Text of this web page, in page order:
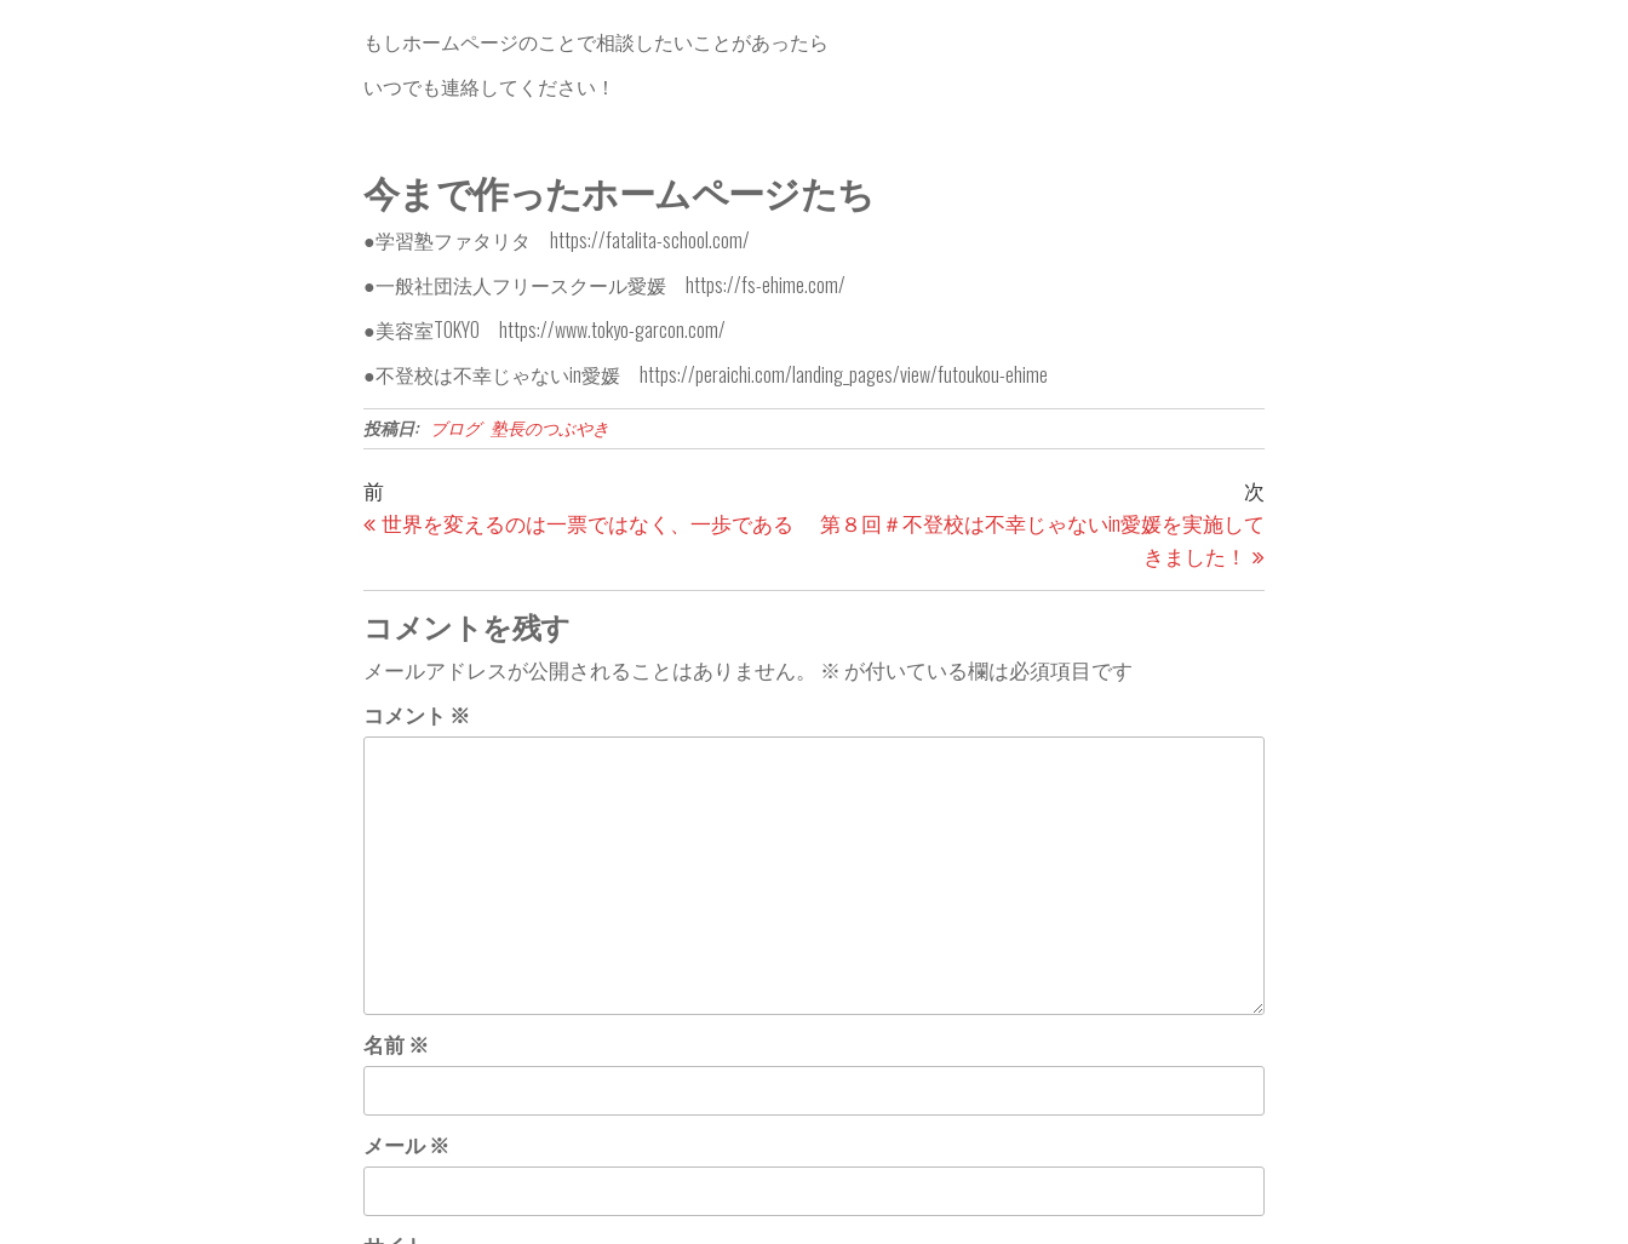
もしホームページのことで相談したいことがあったら
いつでも連絡してください！
今まで作ったホームページたち
●学習塾ファタリタ https://fatalita-school.com/
●一般社団法人フリースクール愛媛 https://fs-ehime.com/
●美容室TOKYO https://www.tokyo-garcon.com/
●不登校は不幸じゃないin愛媛 https://peraichi.com/landing_pages/view/futoukou-ehime
投稿日: ブログ 塾長のつぶやき
投
稿
ビ
ゲ
ー
シ
過
去
投
稿
前
世界を変えるのは一票ではなく、一歩である
投
稿
次
第８回＃不登校は不幸じゃないin愛媛を実施して
きました！
コメントを残す
メールアドレスが公開されることはありません。 ※ が付いている欄は必須項目です
コメント ※
名前 ※
メール※